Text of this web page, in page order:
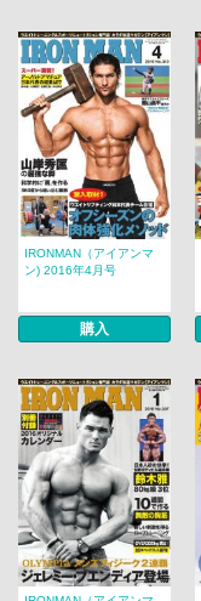
IRONMAN（アイアンマ
ン) 2016年4月号
購入